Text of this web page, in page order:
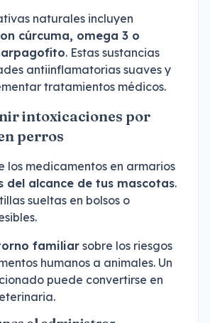
naturales incluyen
cúrcuma, omega 3 o
. Estas sustancias
antiinflamatorias suaves y
tratamientos médicos.
intoxicaciones por
perros
los medicamentos en armarios
del alcance de tus mascotas.
sueltas en bolsos o
familiar sobre los riesgos
humanos a animales. Un
puede convertirse en